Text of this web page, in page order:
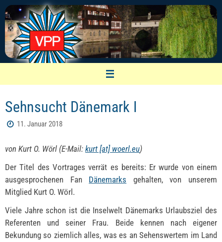
Zum
Inhalt
springen
Vereinigung pensionierter Polizeibeamter
Sehnsucht Dänemark I
11. Januar 2018
von Kurt O. Wörl (E-Mail: kurt [at] woerl.eu)
Der Titel des Vortrages verrät es bereits: Er wurde von einem
ausgesprochenen Fan Dänemarks gehalten, von unserem
Mitglied Kurt O. Wörl.
Viele Jahre schon ist die Inselwelt Dänemarks Urlaubsziel des
Referenten und seiner Frau. Beide kennen nach eigener
Bekundung so ziemlich alles, was es an Sehenswertem im Land